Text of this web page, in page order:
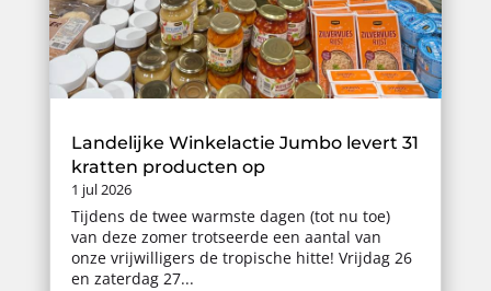
Landelijke Winkelactie Jumbo levert 31
kratten producten op
1 jul 2026
Tijdens de twee warmste dagen (tot nu toe)
van deze zomer trotseerde een aantal van
onze vrijwilligers de tropische hitte! Vrijdag 26
en zaterdag 27...